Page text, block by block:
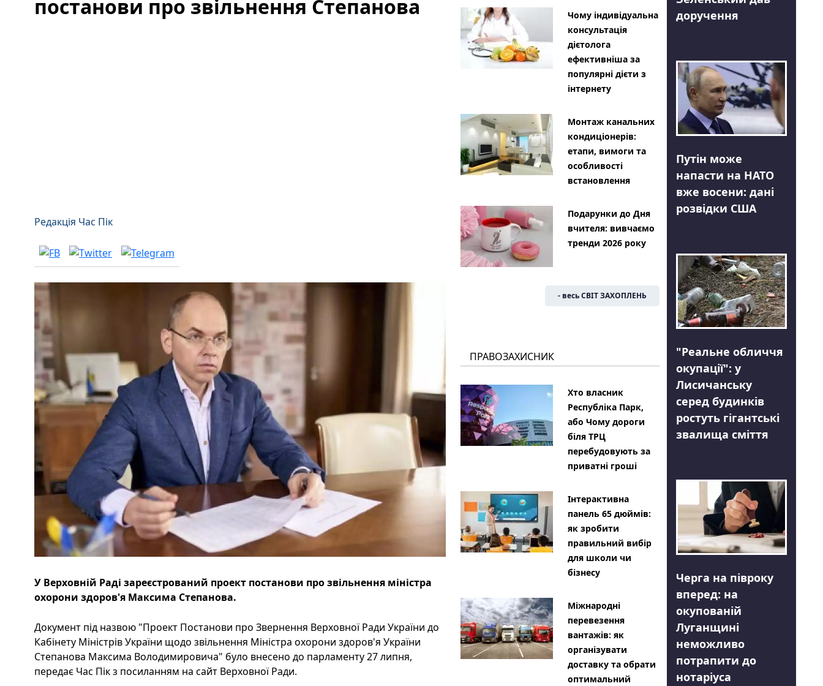
постанови про звільнення Степанова
Редакція Час Пік
У Верховній Раді зареєстрований проект постанови про звільнення міністра
охорони здоров'я Максима Степанова.
Документ під назвою "Проект Постанови про Звернення Верховної Ради України до
Кабінету Міністрів України щодо звільнення Міністра охорони здоров'я України
Степанова Максима Володимировича" було внесено до парламенту 27 липня,
передає Час Пік з посиланням на сайт Верховної Ради.
Чому індивідуальна
консультація
дієтолога
ефективніша за
популярні дієти з
інтернету
Монтаж канальних
кондиціонерів:
етапи, вимоги та
особливості
встановлення
Подарунки до Дня
вчителя: вивчаємо
тренди 2026 року
- весь СВІТ ЗАХОПЛЕНЬ
ПРАВОЗАХИСНИК
Хто власник
Республіка Парк,
або Чому дороги
біля ТРЦ
перебудовують за
приватні гроші
Інтерактивна
панель 65 дюймів:
як зробити
правильний вибір
для школи чи
бізнесу
Міжнародні
перевезення
вантажів: як
організувати
доставку та обрати
оптимальний
доручення
Путін може
напасти на НАТО
вже восени: дані
розвідки США
"Реальне обличчя
окупації": у
Лисичанську
серед будинків
ростуть гігантські
звалища сміття
Черга на півроку
вперед: на
окупованій
Луганщині
неможливо
потрапити до
нотаріуса